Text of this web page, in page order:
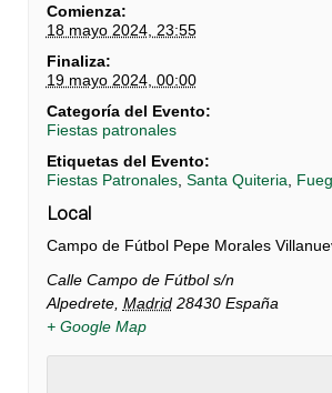
Comienza:
18 mayo 2024, 23:55
Finaliza:
19 mayo 2024, 00:00
Categoría del Evento:
Fiestas patronales
Etiquetas del Evento:
Fiestas Patronales, Santa Quiteria
Local
Campo de Fútbol Pepe Morales
Calle Campo de Fútbol s/n
Alpedrete, Madrid 28430 España
+ Google Map